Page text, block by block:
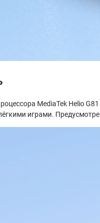
MediaTek Helio
играми.